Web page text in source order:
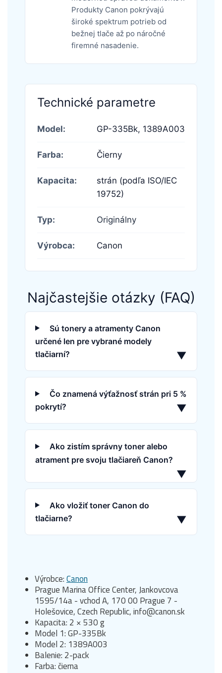
Produkty Canon pokrývajú
široké spektrum potrieb od
bežnej tlače až po náročné
firemné nasadenie.
Technické parametre
Model: GP-335Bk, 1389A003
Farba: Čierny
Kapacita:
strán (podľa ISO/IEC
19752)
Typ: Originálny
Výrobca: Canon
Najčastejšie otázky (FAQ)
Sú tonery a atramenty Canon
určené len pre vybrané modely
tlačiarní?
▼
Čo znamená výťažnosť strán pri 5 %
pokrytí?
▼
Ako zistím správny toner alebo
atrament pre svoju tlačiareň Canon?
▼
Ako vložiť toner Canon do
tlačiarne?
▼
Výrobce:Canon
Prague Marina Office Center, Jankovcova
1595/14a - vchod A, 170 00 Prague 7 -
Holešovice, Czech Republic, info@canon.sk
Kapacita: 2 × 530 g
Model 1: GP-335Bk
Model 2: 1389A003
Balenie: 2-pack
Farba: čierna